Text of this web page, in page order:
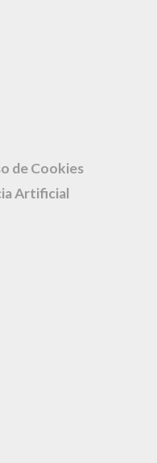
de Cookies
Artificial